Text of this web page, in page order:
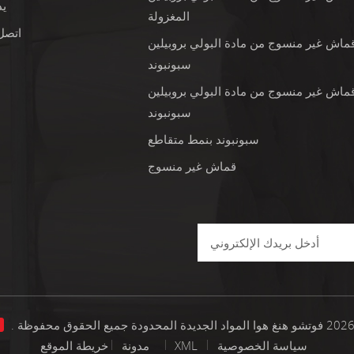
المغزولة
غير منسوج من مادة البولي بروبيلين
سبونبوند
غير منسوج من مادة البولي بروبيلين
سبونبوند
سبونبوند بنمط متقاطع
قماش غير منسوج
مدونة XML سياسة الخصوصية